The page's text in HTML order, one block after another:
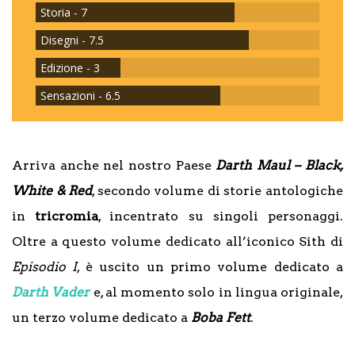
Storia - 7
Disegni - 7.5
Edizione - 3
Sensazioni - 6.5
Arriva anche nel nostro Paese Darth Maul – Black,
White & Red, secondo volume di storie antologiche
in tricromia, incentrato su singoli personaggi.
Oltre a questo volume dedicato all’iconico Sith di
Episodio I, è uscito un primo volume dedicato a
Darth Vadere, al momento solo in lingua originale,
un terzo volume dedicato a Boba Fett.